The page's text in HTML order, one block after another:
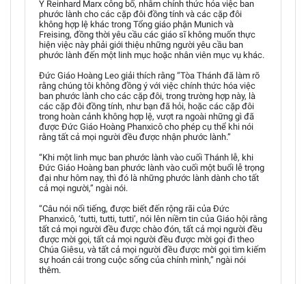
Y Reinhard Marx công bố, nhằm chính thức hóa việc ban
phước lành cho các cặp đôi đồng tính và các cặp đôi
không hợp lệ khác trong Tổng giáo phận Munich và
Freising, đồng thời yêu cầu các giáo sĩ không muốn thực
hiện việc này phải giới thiệu những người yêu cầu ban
phước lành đến một linh mục hoặc nhân viên mục vụ khác.
Đức Giáo Hoàng Leo giải thích rằng “Tòa Thánh đã làm rõ
rằng chúng tôi không đồng ý với việc chính thức hóa việc
ban phước lành cho các cặp đôi, trong trường hợp này, là
các cặp đôi đồng tính, như bạn đã hỏi, hoặc các cặp đôi
trong hoàn cảnh không hợp lệ, vượt ra ngoài những gì đã
được Đức Giáo Hoàng Phanxicô cho phép cụ thể khi nói
rằng tất cả mọi người đều được nhận phước lành.”
“Khi một linh mục ban phước lành vào cuối Thánh lễ, khi
Đức Giáo Hoàng ban phước lành vào cuối một buổi lễ trọng
đại như hôm nay, thì đó là những phước lành dành cho tất
cả mọi người,” ngài nói.
“Câu nói nổi tiếng, được biết đến rộng rãi của Đức
Phanxicô, ‘tutti, tutti, tutti’, nói lên niềm tin của Giáo hội rằng
tất cả mọi người đều được chào đón, tất cả mọi người đều
được mời gọi, tất cả mọi người đều được mời gọi đi theo
Chúa Giêsu, và tất cả mọi người đều được mời gọi tìm kiếm
sự hoán cải trong cuộc sống của chính mình,” ngài nói
thêm.